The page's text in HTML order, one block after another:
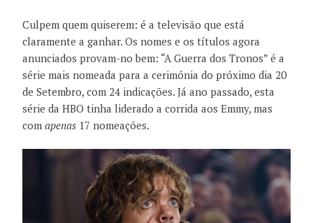
Culpem quem quiserem: é a televisão que está
claramente a ganhar. Os nomes e os títulos agora
anunciados provam-no bem: “A Guerra dos Tronos” é a
série mais nomeada para a cerimónia do próximo dia 20
de Setembro, com 24 indicações. Já ano passado, esta
série da HBO tinha liderado a corrida aos Emmy, mas
com apenas 17 nomeações.